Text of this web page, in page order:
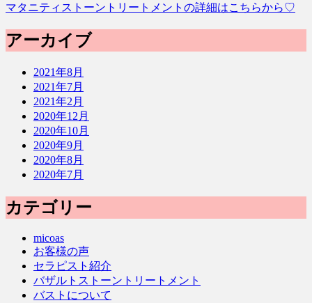
マタニティストーントリートメントの詳細はこちらから♡
アーカイブ
2021年8月
2021年7月
2021年2月
2020年12月
2020年10月
2020年9月
2020年8月
2020年7月
カテゴリー
micoas
お客様の声
セラピスト紹介
バザルトストーントリートメント
バストについて